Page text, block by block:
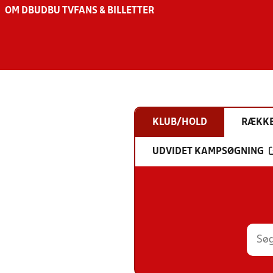
OM DBU DBU TV FANS & BILLETTER
KLUB/HOLD
UDVIDET KAMPSØGNING